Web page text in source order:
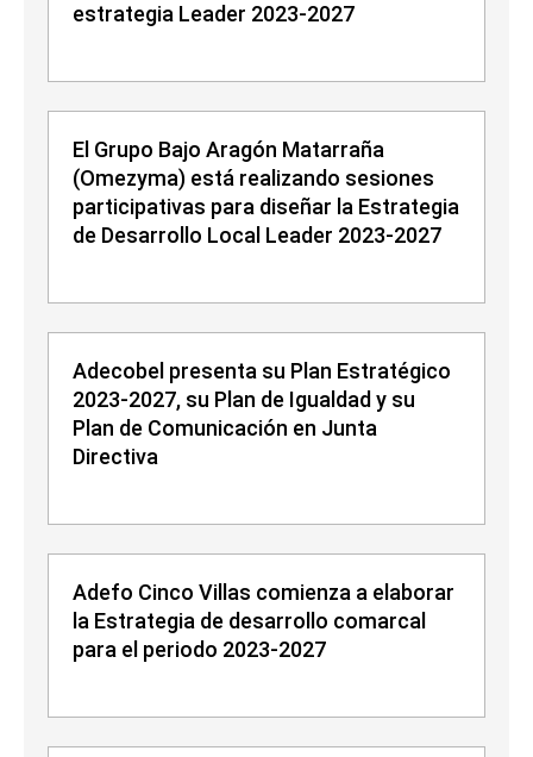
estrategia Leader 2023-2027
El Grupo Bajo Aragón Matarraña
(Omezyma) está realizando sesiones
participativas para diseñar la Estrategia
de Desarrollo Local Leader 2023-2027
Adecobel presenta su Plan Estratégico
2023-2027, su Plan de Igualdad y su
Plan de Comunicación en Junta
Directiva
Adefo Cinco Villas comienza a elaborar
la Estrategia de desarrollo comarcal
para el periodo 2023-2027